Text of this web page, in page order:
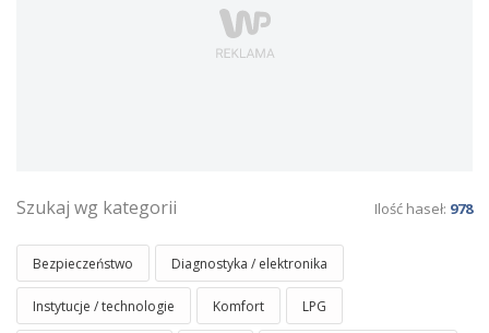
Szukaj wg kategorii Ilość haseł: 978
Bezpieczeństwo Diagnostyka / elektronika
Instytucje / technologie Komfort LPG